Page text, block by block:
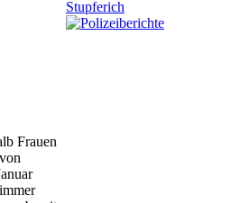
Frauen